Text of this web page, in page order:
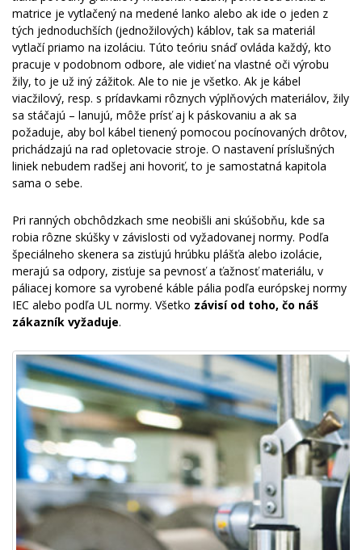
matrice je vytlačený na medené lanko alebo ak ide o jeden z
tých jednoduchších (jednožilových) káblov, tak sa materiál
vytlačí priamo na izoláciu. Túto teóriu snáď ovláda každý, kto
pracuje v podobnom odbore, ale vidieť na vlastné oči výrobu
žily, to je už iný zážitok. Ale to nie je všetko. Ak je kábel
viacžilový, resp. s prídavkami rôznych výplňových materiálov, žily
sa stáčajú – lanujú, môže prísť aj k páskovaniu a ak sa
požaduje, aby bol kábel tienený pomocou pocínovaných drôtov,
prichádzajú na rad opletovacie stroje. O nastavení príslušných
liniek nebudem radšej ani hovoriť, to je samostatná kapitola
sama o sebe.
Pri ranných obchôdzkach sme neobišli ani skúšobňu, kde sa
robia rôzne skúšky v závislosti od vyžadovanej normy. Podľa
špeciálneho skenera sa zisťujú hrúbku plášťa alebo izolácie,
merajú sa odpory, zisťuje sa pevnosť a ťažnosť materiálu, v
páliacej komore sa vyrobené káble pália podľa európskej normy
IEC alebo podľa UL normy. Všetko závisí od toho, čo náš
zákazník vyžaduje.